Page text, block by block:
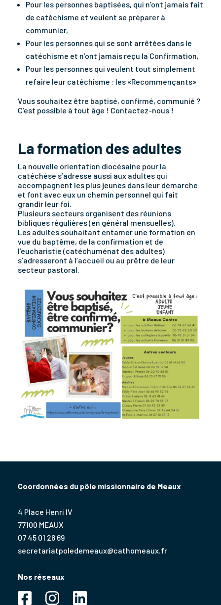
Pour les personnes baptisées, qui n’ont jamais fait
de catéchisme et veulent se préparer à
communier,
Pour les personnes qui se sont arrêtées dans le
catéchisme et n’ont jamais reçu la Confirmation,
Pour les personnes qui veulent tout simplement
refaire leur catéchisme : les «Recommençants»
Vous souhaitez être baptisé, confirmé, communié ?
C’est possible à tout âge ! Contactez-nous !
La formation des adultes
La nouvelle orientation diocésaine pour la
catéchèse s’adresse aussi aux adultes qui
accompagnent les plus jeunes dans leur démarche
et font avec eux un chemin personnel qui fait
grandir leur foi.
Plusieurs secteurs organisent des réunions
bibliques régulières (en général mensuelles).
Les adultes souhaitant entamer une formation en
vue du baptême, de la confirmation et de
l’eucharistie (catéchuménat des adultes)
s’adresseront à l’accueil ou au prêtre de leur
secteur pastoral.
Coordonnées du pôle missionnaire de Meaux
4 Place Henri IV
77100 MEAUX
07 45 01 26 69
secretariatpoledemeaux@cathomeaux.fr
Nos réseaux